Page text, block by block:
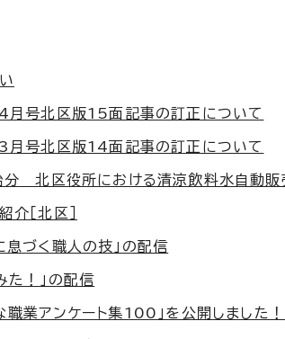
月号北区版15面記事の訂正について
月号北区版14面記事の訂正について
北区役所における清涼飲料水自動販
［北区］
息づく職人の技」の配信
た！」の配信
職業アンケート集100」を公開しました！